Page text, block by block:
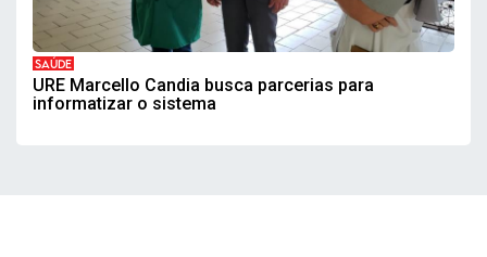
SAÚDE
URE Marcello Candia busca parcerias para
informatizar o sistema